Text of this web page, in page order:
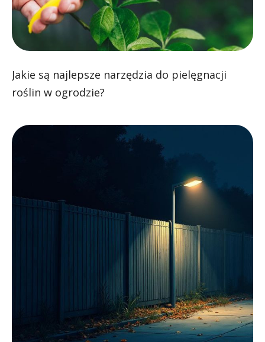
Jakie są najlepsze narzędzia do pielęgnacji
roślin w ogrodzie?